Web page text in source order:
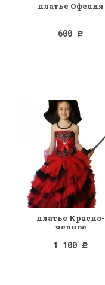
платье Офелия
600 Р
платье Красно-
черное
1 100 Р